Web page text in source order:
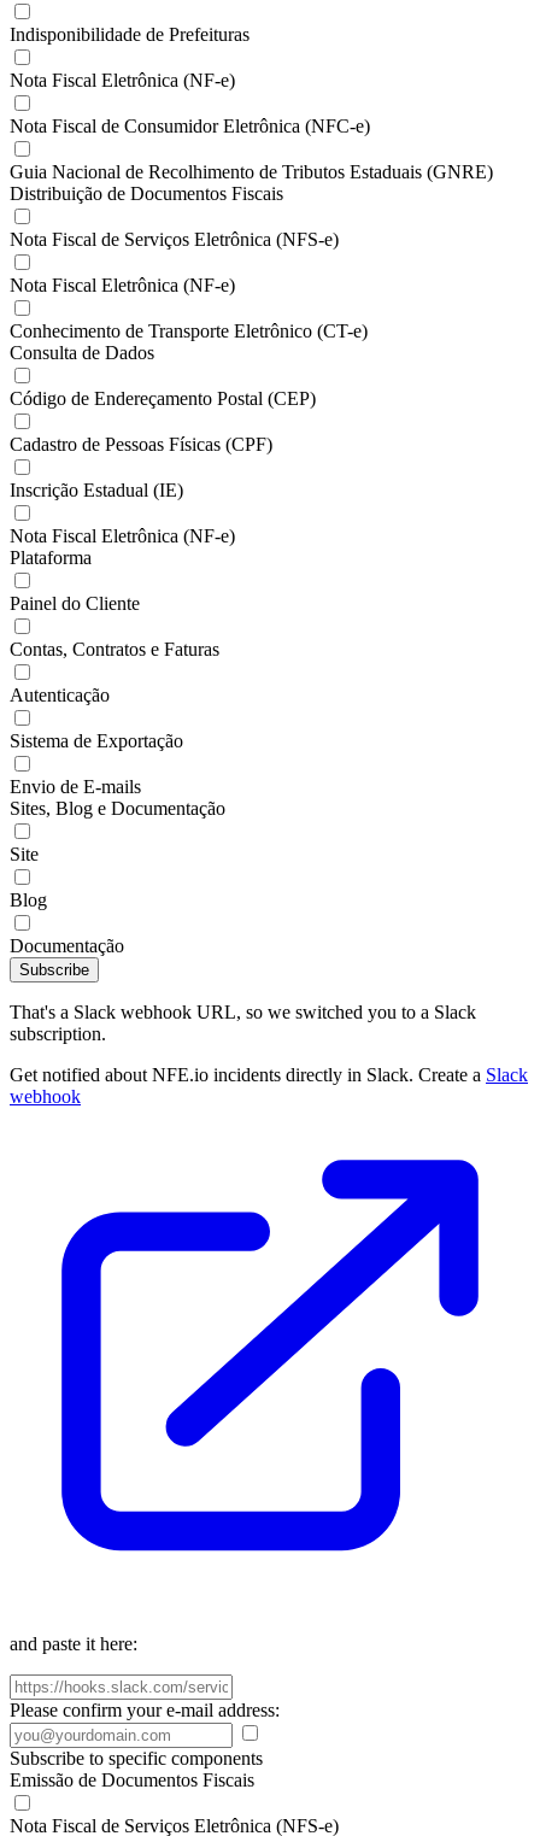
Indisponibilidade de Prefeituras
Nota Fiscal Eletrônica (NF-e)
Nota Fiscal de Consumidor Eletrônica (NFC-e)
Guia Nacional de Recolhimento de Tributos Estaduais (GNRE)
Distribuição de Documentos Fiscais
Nota Fiscal de Serviços Eletrônica (NFS-e)
Nota Fiscal Eletrônica (NF-e)
Conhecimento de Transporte Eletrônico (CT-e)
Consulta de Dados
Código de Endereçamento Postal (CEP)
Cadastro de Pessoas Físicas (CPF)
Inscrição Estadual (IE)
Nota Fiscal Eletrônica (NF-e)
Plataforma
Painel do Cliente
Contas, Contratos e Faturas
Autenticação
Sistema de Exportação
Envio de E-mails
Sites, Blog e Documentação
Site
Blog
Documentação
Subscribe
That's a Slack webhook URL, so we switched you to a Slack
subscription.
Get notified about NFE.io incidents directly in Slack. Create a Slack
webhook
and paste it here:
Please confirm your e-mail address:
Subscribe to specific components
Emissão de Documentos Fiscais
Nota Fiscal de Serviços Eletrônica (NFS-e)